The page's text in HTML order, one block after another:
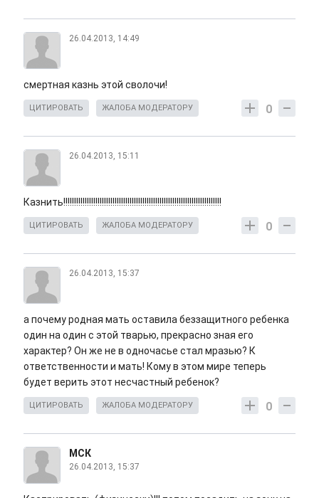
26.04.2013, 14:49
смертная казнь этой сволочи!
0
ЦИТИРОВАТЬ ЖАЛОБА МОДЕРАТОРУ
26.04.2013, 15:11
Казнить!!!!!!!!!!!!!!!!!!!!!!!!!!!!!!!!!!!!!!!!!!!!!!!!!!!!!!!!!!!!!!!!!!!!!!!!!!
0
ЦИТИРОВАТЬ ЖАЛОБА МОДЕРАТОРУ
26.04.2013, 15:37
а почему родная мать оставила беззащитного ребенка
один на один с этой тварью, прекрасно зная его
характер? Он же не в одночасье стал мразью? К
ответственности и мать! Кому в этом мире теперь
будет верить этот несчастный ребенок?
0
ЦИТИРОВАТЬ ЖАЛОБА МОДЕРАТОРУ
МСК
26.04.2013, 15:37